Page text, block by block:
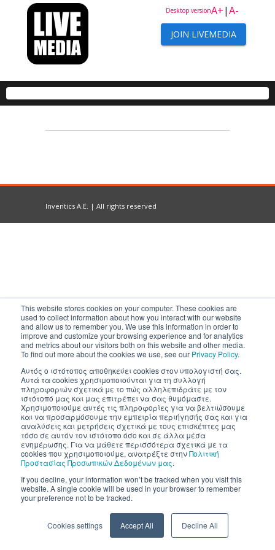
This website stores cookies on your computer. These cookies are
used to collect information about how you interact with our website
and allow us to remember you. We use this information in order to
improve and customize your browsing experience and for analytics
and metrics about our visitors both on this website and other media.
To find out more about the cookies we use, see our Privacy Policy.
Αυτός ο ιστότοπος αποθηκεύει cookies στον υπολογιστή σας.
Αυτά τα cookies χρησιμοποιούνται για τη συλλογή
πληροφοριών σχετικά με το πώς αλληλεπιδράτε με τον
ιστότοπό μας και μας επιτρέπει να σας θυμόμαστε.
Χρησιμοποιούμε αυτές τις πληροφορίες για να βελτιώσουμε
και να προσαρμόσουμε την εμπειρία περιήγησής σας και για
αναλύσεις και μετρήσεις σχετικά με τους επισκέπτες μας
τόσο σε αυτόν τον ιστότοπο όσο και σε άλλα μέσα
ενημέρωσης. Για να μάθετε περισσότερα σχετικά με τα
cookies που χρησιμοποιούμε, ανατρέξτε στηνΠολιτική
Προστασίας Προσωπικών Δεδομένων μας.
If you decline, your information won’t be tracked when you visit this
website. A single cookie will be used in your browser to remember
your preference not to be tracked.
Cookies settings Accept All Decline All
A+|A-
Desktop version
JOIN LIVEMEDIA
Inventics A.E. | All rights reserved